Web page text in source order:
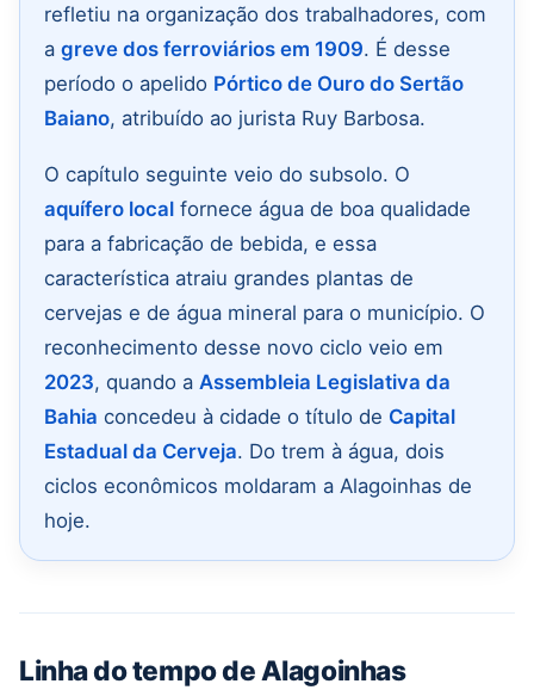
refletiu na organização dos trabalhadores, com
a greve dos ferroviários em 1909. É desse
período o apelido Pórtico de Ouro do Sertão
Baiano, atribuído ao jurista Ruy Barbosa.
O capítulo seguinte veio do subsolo. O
aquífero local fornece água de boa qualidade
para a fabricação de bebida, e essa
característica atraiu grandes plantas de
cervejas e de água mineral para o município. O
reconhecimento desse novo ciclo veio em
2023, quando a Assembleia Legislativa da
Bahia concedeu à cidade o título de Capital
Estadual da Cerveja. Do trem à água, dois
ciclos econômicos moldaram a Alagoinhas de
hoje.
Linha do tempo de Alagoinhas